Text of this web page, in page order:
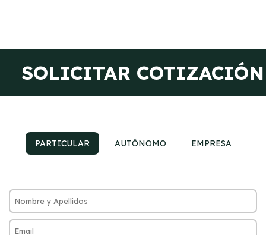
SOLICITAR COTIZACIÓN
PARTICULAR AUTÓNOMO EMPRESA